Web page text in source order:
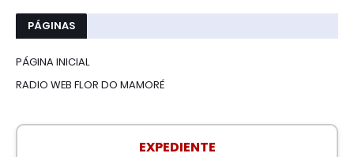
PÁGINAS
PÁGINA INICIAL
RADIO WEB FLOR DO MAMORÉ
EXPEDIENTE